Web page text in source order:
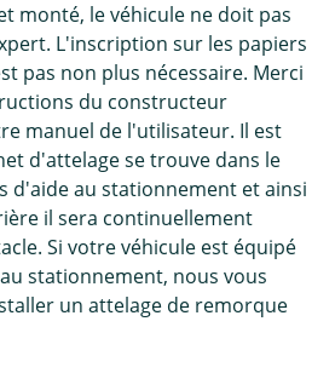
monté, le véhicule ne doit pas
L'inscription sur les papiers
pas non plus nécessaire. Merci
du constructeur
manuel de l'utilisateur. Il est
d'attelage se trouve dans le
d'aide au stationnement et ainsi
il sera continuellement
Si votre véhicule est équipé
stationnement, nous vous
un attelage de remorque